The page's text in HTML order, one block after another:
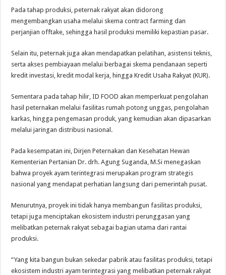
Pada tahap produksi, peternak rakyat akan didorong
mengembangkan usaha melalui skema contract farming dan
perjanjian offtake, sehingga hasil produksi memiliki kepastian pasar.
Selain itu, peternak juga akan mendapatkan pelatihan, asistensi teknis,
serta akses pembiayaan melalui berbagai skema pendanaan seperti
kredit investasi, kredit modal kerja, hingga Kredit Usaha Rakyat (KUR).
Sementara pada tahap hilir, ID FOOD akan memperkuat pengolahan
hasil peternakan melalui fasilitas rumah potong unggas, pengolahan
karkas, hingga pengemasan produk, yang kemudian akan dipasarkan
melalui jaringan distribusi nasional.
Pada kesempatan ini, Dirjen Peternakan dan Kesehatan Hewan
Kementerian Pertanian Dr. drh. Agung Suganda, M.Si menegaskan
bahwa proyek ayam terintegrasi merupakan program strategis
nasional yang mendapat perhatian langsung dari pemerintah pusat.
Menurutnya, proyek ini tidak hanya membangun fasilitas produksi,
tetapi juga menciptakan ekosistem industri perunggasan yang
melibatkan peternak rakyat sebagai bagian utama dari rantai
produksi.
“Yang kita bangun bukan sekedar pabrik atau fasilitas produksi, tetapi
ekosistem industri ayam terintegrasi yang melibatkan peternak rakyat